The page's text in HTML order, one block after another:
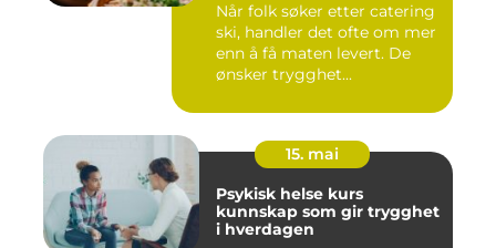
Når folk søker etter catering
ski, handler det ofte om mer
enn å få maten levert. De
ønsker trygghet...
15. mai
Psykisk helse kurs
kunnskap som gir trygghet
i hverdagen